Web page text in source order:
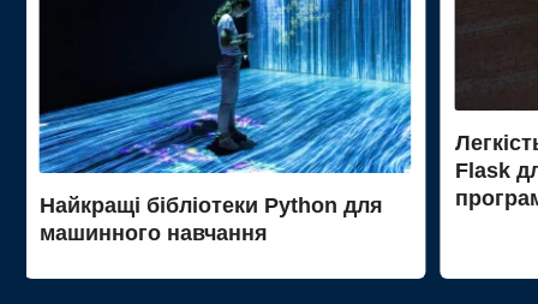
Найкращі бібліотеки Python для
машинного навчання
Flask